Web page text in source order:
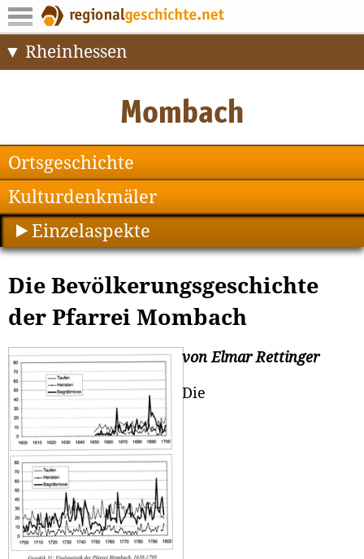
Rheinhessen
Ortsgeschichte
Kulturdenkmäler
Einzelaspekte
Die Bevölkerungsgeschichte
der Pfarrei Mombach
von Elmar Rettinger
Die